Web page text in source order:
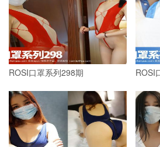
ROSI口罩系列298期 ROSI